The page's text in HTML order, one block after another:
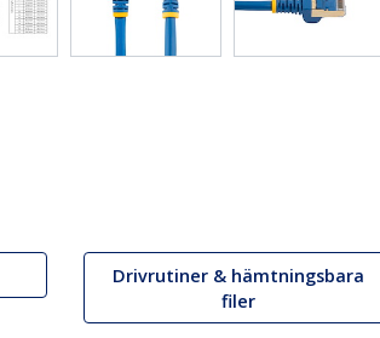
Drivrutiner & hämtningsbara
filer